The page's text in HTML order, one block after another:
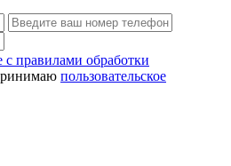
с правилами обработки
пользовательское